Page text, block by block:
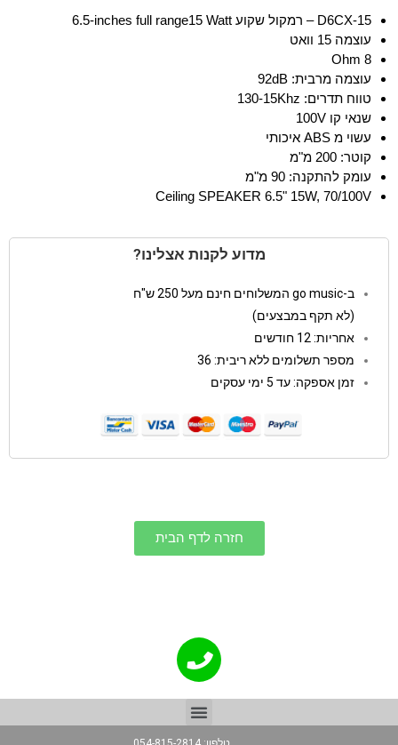
D6CX-15 – רמקול שקוע 15 Watt
6.5-inches full range
עוצמה 15 וואט
8 Ohm
עוצמה מרבית: dB
92
טווח תדרים: 130-15Khz
שנאי קו 100V
עשוי מ ABS איכותי
קוטר: 200 מ"מ
עומק להתקנה: 90 מ"מ
Ceiling SPEAKER 6.5" 15W, 70/100V
מדוע לקנות אצלינו?
ב-go music המשלוחים חינם מעל 250 ש"ח
(לא תקף במבצעים)
אחריות: 12 חודשים
מספר תשלומים ללא ריבית: 36
זמן אספקה: עד 5 ימי עסקים
חזרה לדף הבית